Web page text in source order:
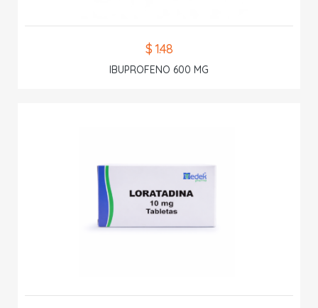
$ 1.48
IBUPROFENO 600 MG